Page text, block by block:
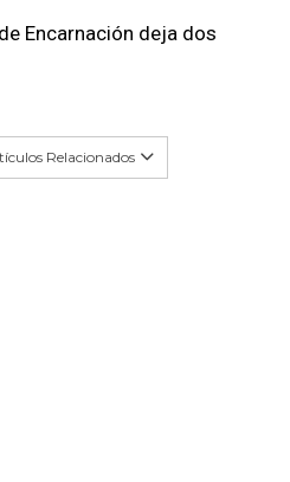
Encarnación deja dos
Relacionados